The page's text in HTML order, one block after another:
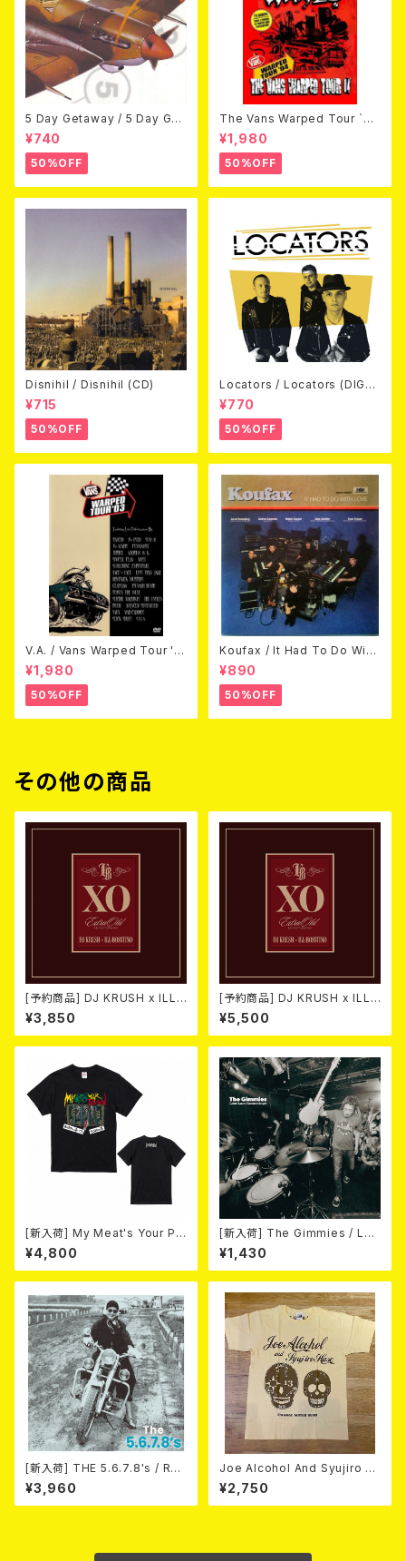
5 Day Getaway / 5 Day Get
away (CDEP)
¥740
50%OFF
The Vans Warped Tour `04
Beyond Warped (国内盤DV
D)
¥1,980
50%OFF
Disnihil / Disnihil (CD)
¥715
50%OFF
Locators / Locators (DIGPA
CK CD)
¥770
50%OFF
V.A. / Vans Warped Tour '0
3 (DVD)
¥1,980
50%OFF
Koufax / It Had To Do With
Love (CD)
¥890
50%OFF
その他の商品
[予約商品] DJ KRUSH x ILL-
BOSSTINO / XO (CD)(通常
盤) 2026年8月5日発売！
¥3,850
[予約商品] DJ KRUSH x ILL-
BOSSTINO / XO (2CD)(限定
盤) 2026年08月05日発売！
¥5,500
[新入荷] My Meat's Your Po
ison -あんたにゃ毒でもオイラ
にゃ薬- / BLACK T-shirt (XX
L & XXXL)
¥4,800
[新入荷] The Gimmies / Los
t Last Recordings (7")
¥1,430
[新入荷] THE 5.6.7.8's / Run
Run Run(LTD.500 2nd PRE
SS) (LP)
¥3,960
Joe Alcohol And Syujiro H
ase / Strange Guitar Blues
¥2,750